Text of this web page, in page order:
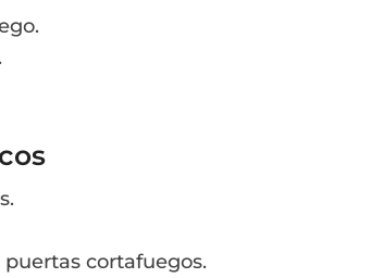
cortafuegos.